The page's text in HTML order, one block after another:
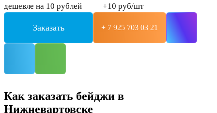
дешевле на 10 рублей +10 руб/шт
Заказать + 7 925 703 03 21
Как заказать бейджи в
Нижневартовске